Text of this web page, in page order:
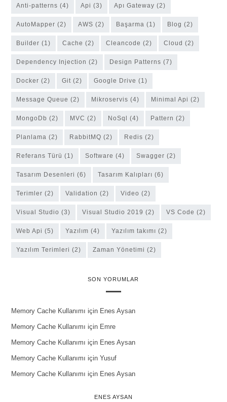
anti-patterns (4) Api (3) Apı Gateway (2)
AutoMapper (2) AWS (2) Başarma (1) Blog (2)
Builder (1) Cache (2) cleancode (2) Cloud (2)
Dependency Injection (2) Design Patterns (7)
Docker (2) Git(2) Google Drive (1)
Message Queue (2) Mikroservis (4) Minimal Api (2)
MongoDb (2) MVC (2) NoSql (4) Pattern (2)
Planlama (2) RabbitMQ (2) Redis (2)
Referans Türü (1) software (4) Swagger (2)
Tasarım Desenleri (6) Tasarım Kalıpları (6)
Terimler (2) Validation (2) Video (2)
Visual Studio (3) Visual Studio 2019 (2) VS Code (2)
Web Api (5) Yazılım (4) yazılım takımı (2)
Yazılım Terimleri (2) Zaman Yönetimi (2)
SON YORUMLAR
Memory Cache Kullanımı için Enes Aysan
Memory Cache Kullanımı için Emre
Memory Cache Kullanımı için Enes Aysan
Memory Cache Kullanımı için Yusuf
Memory Cache Kullanımı için Enes Aysan
ENES AYSAN